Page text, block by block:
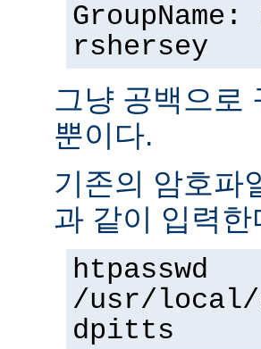
rshersey
그냥 공백으로
뿐이다.
기존의 암호파
과 같이 입력한
htpasswd
/usr/local/
dpitts